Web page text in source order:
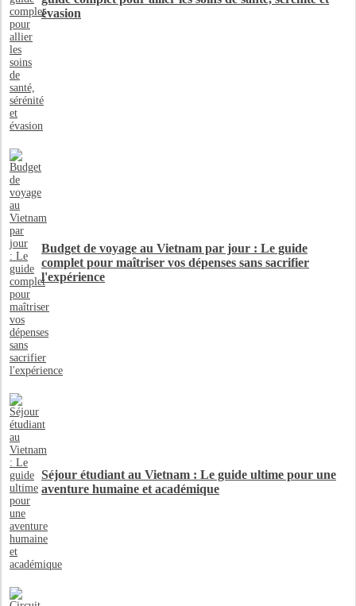
évasion
Budget de voyage au Vietnam par jour : Le guide
complet pour maîtriser vos dépenses sans sacrifier
l'expérience
Séjour étudiant au Vietnam : Le guide ultime pour une
aventure humaine et académique